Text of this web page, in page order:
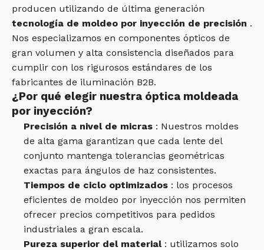
producen utilizando de última generación
tecnología de moldeo por inyección de precisión .
Nos especializamos en componentes ópticos de
gran volumen y alta consistencia diseñados para
cumplir con los rigurosos estándares de los
fabricantes de iluminación B2B.
¿Por qué elegir nuestra óptica moldeada
por inyección?
Precisión a nivel de micras : Nuestros moldes
de alta gama garantizan que cada lente del
conjunto mantenga tolerancias geométricas
exactas para ángulos de haz consistentes.
Tiempos de ciclo optimizados : los procesos
eficientes de moldeo por inyección nos permiten
ofrecer precios competitivos para pedidos
industriales a gran escala.
Pureza superior del material : utilizamos solo